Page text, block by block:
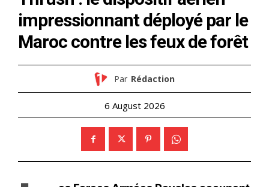
le1.ma
l'intelligence de
l'information